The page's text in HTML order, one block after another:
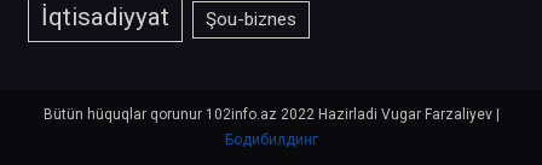
İqtisadiyyat Şou-biznes
Bütün hüquqlar qorunur 102info.az 2022 Hazirladi Vugar Farzaliyev |
Бодибилдинг